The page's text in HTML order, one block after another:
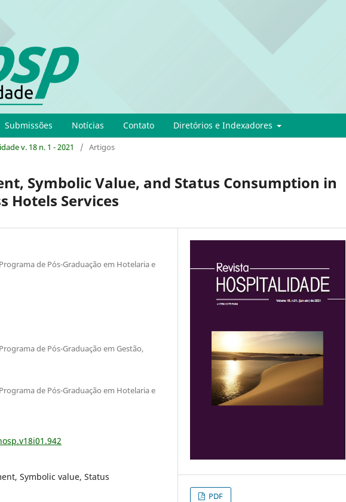
Submissões Notícias Contato Diretórios e Indexadores
v. 18 n. 1 - 2021 / Artigos
Symbolic Value, and Status Consumption in
Hotels Services
de Pós-Graduação em Hotelaria e
de Pós-Graduação em Gestão,
de Pós-Graduação em Hotelaria e
Symbolic value, Status
PDF